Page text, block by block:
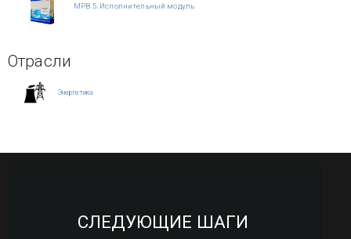
МРВ 5. Исполнительный модуль
Отрасли
Энергетика
СЛЕДУЮЩИЕ ШАГИ